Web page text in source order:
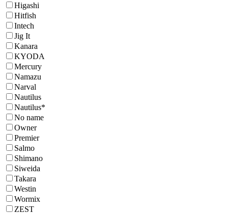
Higashi
Hitfish
Intech
Jig It
Kanara
KYODA
Mercury
Namazu
Narval
Nautilus
Nautilus*
No name
Owner
Premier
Salmo
Shimano
Siweida
Takara
Westin
Wormix
ZEST